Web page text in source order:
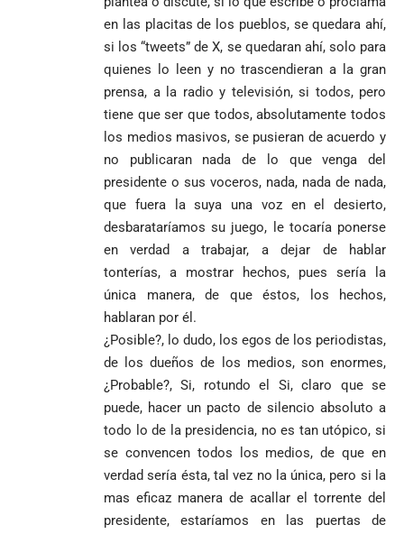
en las placitas de los pueblos, se quedara ahí,
si los “tweets” de X, se quedaran ahí, solo para
quienes lo leen y no trascendieran a la gran
prensa, a la radio y televisión, si todos, pero
tiene que ser que todos, absolutamente todos
los medios masivos, se pusieran de acuerdo y
no publicaran nada de lo que venga del
presidente o sus voceros, nada, nada de nada,
que fuera la suya una voz en el desierto,
desbarataríamos su juego, le tocaría ponerse
en verdad a trabajar, a dejar de hablar
tonterías, a mostrar hechos, pues sería la
única manera, de que éstos, los hechos,
hablaran por él.
¿Posible?, lo dudo, los egos de los periodistas,
de los dueños de los medios, son enormes,
¿Probable?, Si, rotundo el Si, claro que se
puede, hacer un pacto de silencio absoluto a
todo lo de la presidencia, no es tan utópico, si
se convencen todos los medios, de que en
verdad sería ésta, tal vez no la única, pero si la
mas eficaz manera de acallar el torrente del
presidente, estaríamos en las puertas de